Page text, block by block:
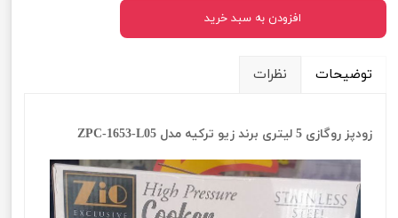
افزودن به سبد خرید
توضیحات نظرات
زودپز روگازی 5 لیتری برند زیو ترکیه مدل ZPC-1653-L05